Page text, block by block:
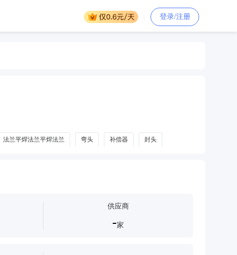
登录/注册
法兰平焊法兰平焊法兰 弯头 补偿器 封头
供应商
-家